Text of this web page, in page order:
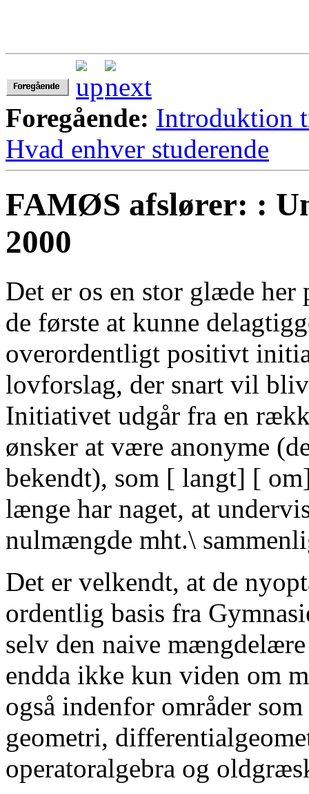
Foregående: Introduktion
Hvad enhver studerende
FAMØS afslører: :
2000
Det er os en stor glæde
de første at kunne
overordentligt positivt
lovforslag, der snart vil
Initiativet udgår fra en
ønsker at være anonyme
bekendt), som [ langt] [
længe har naget, at
nulmængde mht.\
Det er velkendt, at de
ordentlig basis fra
selv den naive
endda ikke kun viden om
også indenfor områder
geometri,
operatoralgebra og